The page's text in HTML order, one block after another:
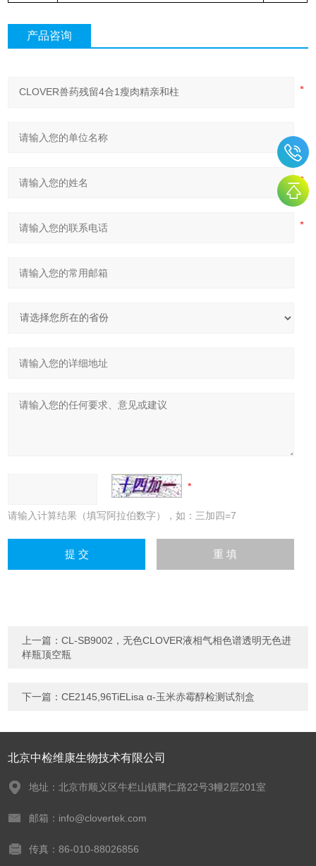
产品咨询
请输入计算结果（填写阿拉伯数字），如：三加四=7
上一篇：CL-SB9002，无色CLOVER液相气相色谱透明无色进
样瓶顶空瓶
下一篇：CE2145,96TiELisa α-玉米赤霉醇检测试剂盒
北京中检维康生物技术有限公司
地址：北京市顺义区牛栏山镇腾仁路22号3幢2层201室
邮箱：info@clovertek.com
传真：86-010-88026856